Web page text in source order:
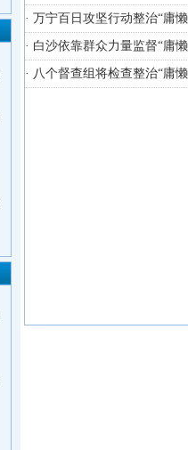
· 万宁百日攻坚行动整治“庸
· 白沙依靠群众力量监督“庸
· 八个督查组将检查整治“庸